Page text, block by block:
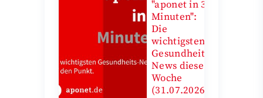
"aponet in 3
Minuten":
Die
wichtigsten
Gesundheits-
News diese
Woche
(31.07.2026)